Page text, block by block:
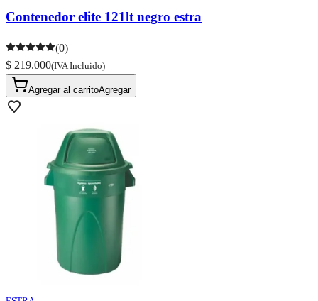
Contenedor elite 121lt negro estra
(0)
$ 219.000(IVA Incluido)
Agregar al carritoAgregar